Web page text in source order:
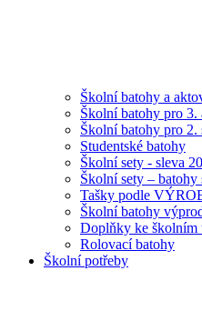
Školní batohy a
Školní batohy pro 3.
Školní batohy pro 2.
Studentské batohy
Školní sety - sleva
Školní sety –
Tašky podle
Školní batohy
Doplňky ke školním
Rolovací batohy
Školní potřeby